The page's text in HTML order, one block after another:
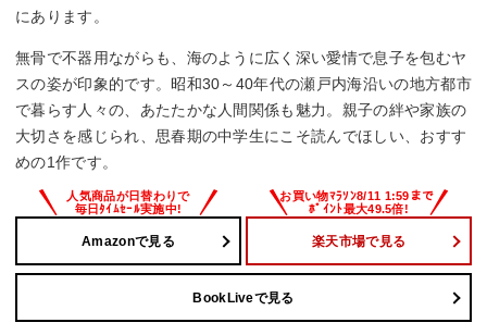
にあります。
無骨で不器用ながらも、海のように広く深い愛情で息子を包むヤ
スの姿が印象的です。昭和30～40年代の瀬戸内海沿いの地方都市
で暮らす人々の、あたたかな人間関係も魅力。親子の絆や家族の
大切さを感じられ、思春期の中学生にこそ読んでほしい、おすす
めの1作です。
Amazonで見る 楽天市場で見る
BookLiveで見る